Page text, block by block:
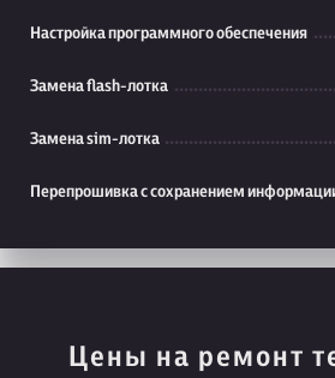
Настройка программного обеспечения
Замена flash-лотка
Замена sim-лотка
Перепрошивка с сохранением
Цены на ремонт